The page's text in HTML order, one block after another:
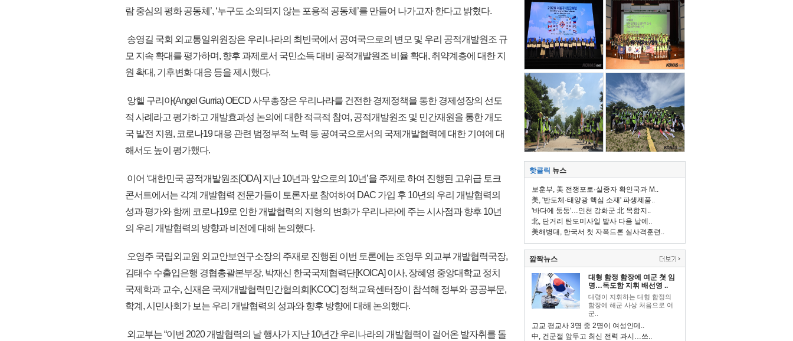
람 중심의 평화 공동체’, ‘누구도 소외되지 않는 포용적 공동체’를 만들어 나가고자 한다고 밝혔다.
송영길 국회 외교통일위원장은 우리나라의 최빈국에서 공여국으로의 변모 및 우리 공적개발원조 규
모 지속 확대를 평가하며, 향후 과제로서 국민소득 대비 공적개발원조 비율 확대, 취약계층에 대한 지
원 확대, 기후변화 대응 등을 제시했다.
앙헬 구리아(Angel Gurria) OECD 사무총장은 우리나라를 건전한 경제정책을 통한 경제성장의 선도
적 사례라고 평가하고 개발효과성 논의에 대한 적극적 참여, 공적개발원조 및 민간재원을 통한 개도
국 발전 지원, 코로나19 대응 관련 범정부적 노력 등 공여국으로서의 국제개발협력에 대한 기여에 대
해서도 높이 평가했다.
이어 ‘대한민국 공적개발원조[ODA] 지난 10년과 앞으로의 10년’을 주제로 하여 진행된 고위급 토크
콘서트에서는 각계 개발협력 전문가들이 토론자로 참여하여 DAC 가입 후 10년의 우리 개발협력의
성과 평가와 함께 코로나19로 인한 개발협력의 지형의 변화가 우리나라에 주는 시사점과 향후 10년
의 우리 개발협력의 방향과 비전에 대해 논의했다.
오영주 국립외교원 외교안보연구소장의 주재로 진행된 이번 토론에는 조영무 외교부 개발협력국장,
김태수 수출입은행 경협총괄본부장, 박재신 한국국제협력단[KOICA] 이사, 장혜영 중앙대학교 정치
국제학과 교수, 신재은 국제개발협력민간협의회[KCOC] 정책교육센터장이 참석해 정부와 공공부문,
학계, 시민사회가 보는 우리 개발협력의 성과와 향후 방향에 대해 논의했다.
외교부는 “이번 2020 개발협력의 날 행사가 지난 10년간 우리나라의 개발협력이 걸어온 발자취를 돌
핫클릭 뉴스
보훈부, 美 전쟁포로·실종자 확인국과 M..
美, '반도체·태양광 핵심 소재' 파생제품..
'바다에 둥둥'…인천 강화군 北 목함지..
北, 단거리 탄도미사일 발사 다음 날에..
美해병대, 한국서 첫 자폭드론 실사격훈련..
깜짝뉴스
대형 함정 함장에 여군 첫 임
명…독도함 지휘 배선영 ..
대령이 지휘하는 대형 함정의
함장에 해군 사상 처음으로 여
군..
고교 평교사 3명 중 2명이 여성인데..
中, 건군절 앞두고 최신 전력 과시…쓰..